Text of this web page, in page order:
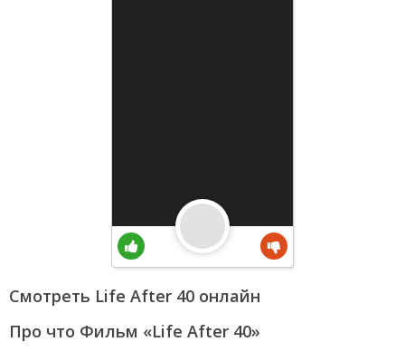
Смотреть Life After 40 онлайн
Про что Фильм «Life After 40»